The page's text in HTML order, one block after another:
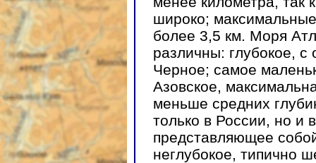
широко;
более 3,5 км. Моря
различны: глубокое,
Черное; самое
Азовское,
меньше средних
только в России, но и
представляющее
неглубокое, типично